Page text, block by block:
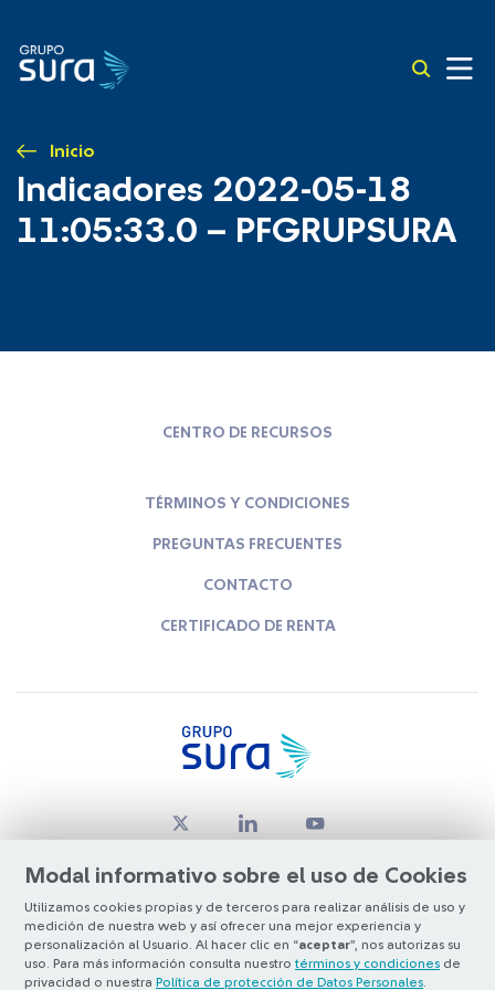
Inicio
Indicadores 2022-05-18
11:05:33.0 – PFGRUPSURA
Modal informativo sobre el uso de Cookies
Utilizamos cookies propias y de terceros para realizar análisis de uso y
medición de nuestra web y así ofrecer una mejor experiencia y
personalización al Usuario. Al hacer clic en “aceptar”, nos autorizas su
uso. Para más información consulta nuestro términos y condiciones de
privacidad o nuestra Política de protección de Datos Personales
CENTRO DE RECURSOS
TÉRMINOS Y CONDICIONES
PREGUNTAS FRECUENTES
CONTACTO
CERTIFICADO DE RENTA
© Copyright Grupo SURA 2026